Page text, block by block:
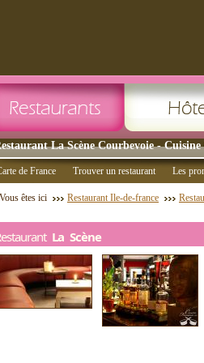
La Scène Courbevoie - Cuisine
de France Trouver un restaurant Les
Vous êtes ici Restaurant Ile-de-france
La Scène